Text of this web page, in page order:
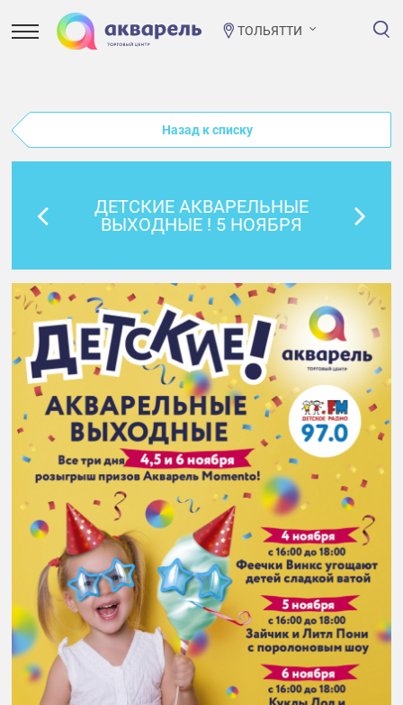
ТОЛЬЯТТИ
Назад к списку
ДЕТСКИЕ АКВАРЕЛЬНЫЕ
ВЫХОДНЫЕ ! 5 НОЯБРЯ